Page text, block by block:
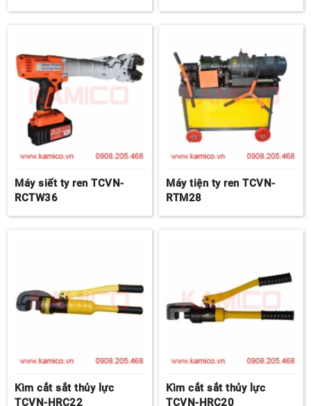
Máy siết ty ren TCVN-
RCTW36
Máy tiện ty ren TCVN-
RTM28
Kìm cắt sắt thủy lực
TCVN-HRC22
Kìm cắt sắt thủy lực
TCVN-HRC20